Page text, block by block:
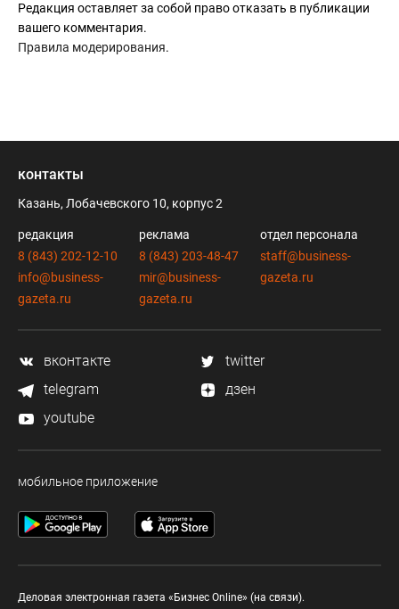
Редакция оставляет за собой право отказать в публикации
вашего комментария.
Правила модерирования.
контакты
Казань, Лобачевского 10, корпус 2
редакция
8 (843) 202-12-10
info@business-
gazeta.ru
реклама
8 (843) 203-48-47
mir@business-
gazeta.ru
отдел персонала
staff@business-
gazeta.ru
вконтакте
twitter
telegram
дзен
youtube
мобильное приложение
Деловая электронная газета «Бизнес Online» (на связи).